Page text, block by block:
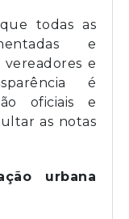
todas as
e
e
é
oficiais e
as notas
urbana